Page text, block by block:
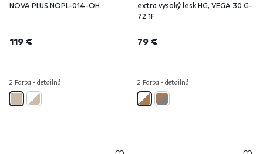
NOVA PLUS NOPL-014-OH
119 €
2 Farba - detailná
extra vysoký lesk HG, VEGA 30 G-
72 1F
79 €
2 Farba - detailná